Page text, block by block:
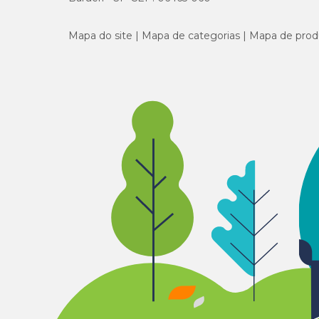
Mapa do site Mapa de categorias Mapa de